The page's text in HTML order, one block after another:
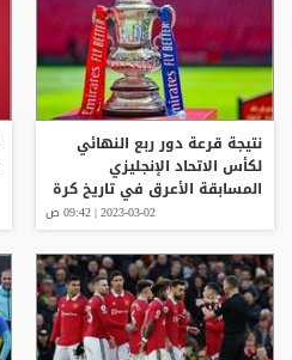
نتيجة قرعة دور ربع النهائي
لكأس الاتحاد الإنجليزي
المسابقة الأعرق في تاريخ كرة
2023-03-02 | 09:42 ص